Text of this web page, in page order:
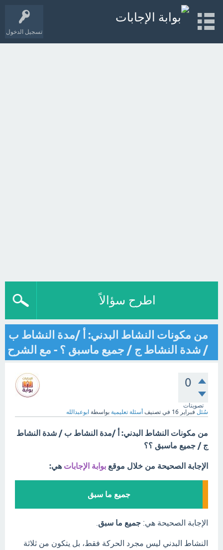
تسجيل الدخول
اطرح سؤالاً
من مكونات النشاط البدني: أ /مدة النشاط ب
/ شدة النشاط ج / جميع ماسبق ؟ - مع الشرح
0
تصويتات
سُئل فبراير 16 في تصنيف أسئلة تعليمية بواسطة ابوعبدالله
من مكونات النشاط البدني: أ /مدة النشاط ب / شدة النشاط
ج / جميع ماسبق ؟؟
الإجابة الصحيحة من خلال موقع بوابة الإجابات هي:
جميع ما سبق
الإجابة الصحيحة هي: جميع ما سبق
النشاط البدني ليس مجرد الحركة فقط، بل يتكون من ثلاثة